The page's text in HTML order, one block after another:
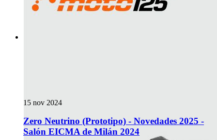
15 nov 2024
Zero Neutrino (Prototipo) - Novedades 2025 -
Salón EICMA de Milán 2024